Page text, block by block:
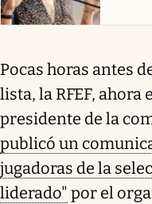
Pocas horas antes
lista, la RFEF, ahora
presidente de la
publicó un
jugadoras de la
liderado" por el